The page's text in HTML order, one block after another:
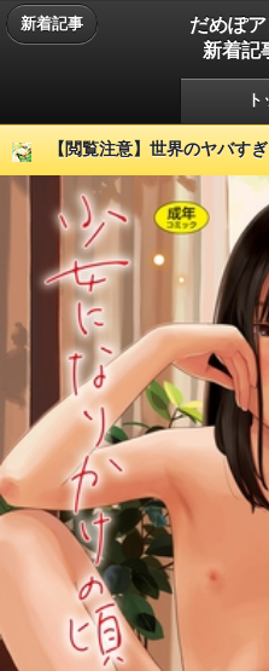
新着記事
だめぽ
新着記
【閲覧注意】世界のヤバす